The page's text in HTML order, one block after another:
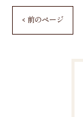
< 前のページ